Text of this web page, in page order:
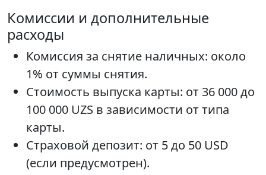
Комиссии и дополнительные
расходы
Комиссия за снятие наличных: около
1% от суммы снятия.
Стоимость выпуска карты: от 36 000 до
100 000 UZS в зависимости от типа
карты.
Страховой депозит: от 5 до 50 USD
(если предусмотрен).